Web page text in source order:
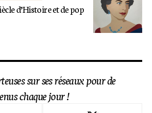
d’Histoire et de pop
sur ses réseaux pour de
chaque jour !